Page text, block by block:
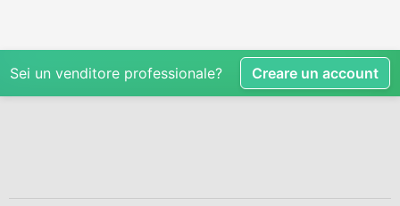
Sei un venditore professionale? Creare un account